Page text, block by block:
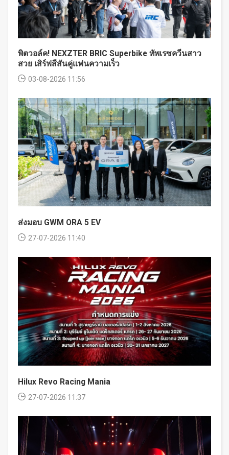
พิตวอล์ค! NEXZTER BRIC Superbike ทัพเรซควีนสาว
สวย เสิร์ฟสีสันคู่แฟนความเร็ว
03-08-2026 11:56
ส่งมอบ GWM ORA 5 EV
27-07-2026 11:40
Hilux Revo Racing Mania
27-07-2026 11:37